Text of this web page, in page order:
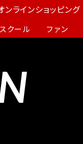
ンラインショッピング
クール ファン